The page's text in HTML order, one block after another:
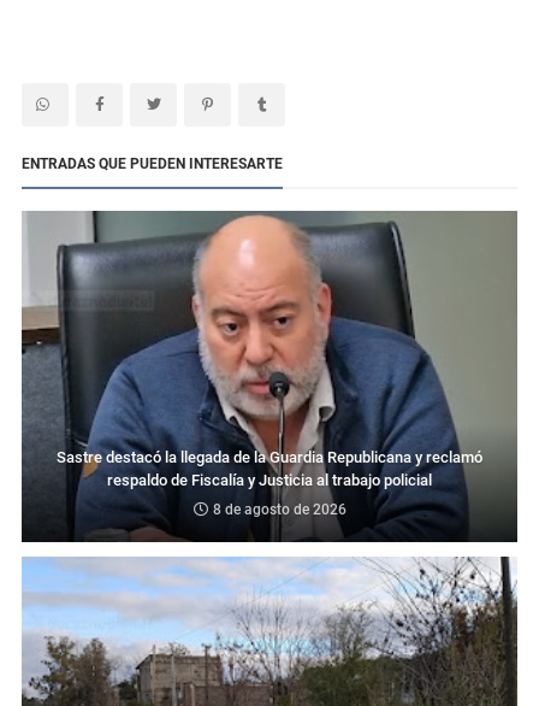
ENTRADAS QUE PUEDEN INTERESARTE
Sastre destacó la llegada de la Guardia Republicana y reclamó
respaldo de Fiscalía y Justicia al trabajo policial
8 de agosto de 2026